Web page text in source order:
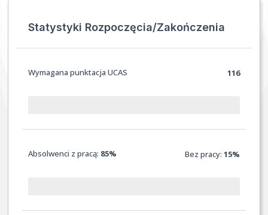
Statystyki Rozpoczęcia/Zakończenia
Wymagana punktacja UCAS 116
Absolwenci z pracą: 85% Bez pracy:15%